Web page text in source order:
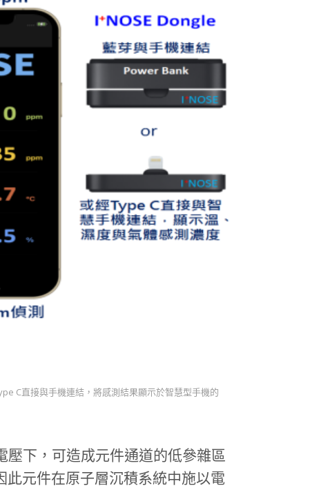
C直接與手機連結，將感測結果顯示於智慧型手機的
下，可造成元件通道的低參雜區
元件在原子層沉積系統中施以電